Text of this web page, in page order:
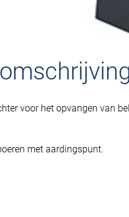
voor het opvangen van
met aardingspunt.